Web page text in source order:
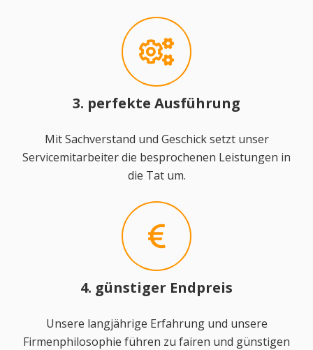
3. perfekte Ausführung
Mit Sachverstand und Geschick setzt unser
Servicemitarbeiter die besprochenen Leistungen in
die Tat um.
4. günstiger Endpreis
Unsere langjährige Erfahrung und unsere
Firmenphilosophie führen zu fairen und günstigen